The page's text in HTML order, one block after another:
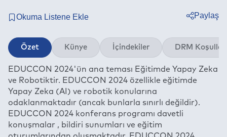
Paylaş
Twitter
Linkedin
Whatsapp
E-mail
Özet Künye İçindekiler DRM Koşulları
EDUCCON 2024'ün ana teması Eğitimde Yapay Zeka
ve Robotiktir. EDUCCON 2024 özellikle eğitimde
Yapay Zeka (AI) ve robotik konularına
odaklanmaktadır (ancak bunlarla sınırlı değildir).
EDUCCON 2024 konferans programı davetli
konuşmalar , bildiri sunumları ve eğitim